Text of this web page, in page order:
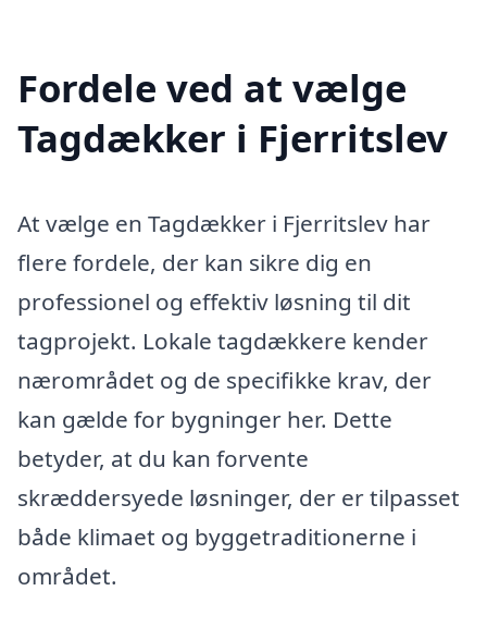
Fordele ved at vælge
Tagdækker i Fjerritslev
At vælge en Tagdækker i Fjerritslev har
flere fordele, der kan sikre dig en
professionel og effektiv løsning til dit
tagprojekt. Lokale tagdækkere kender
nærområdet og de specifikke krav, der
kan gælde for bygninger her. Dette
betyder, at du kan forvente
skræddersyede løsninger, der er tilpasset
både klimaet og byggetraditionerne i
området.